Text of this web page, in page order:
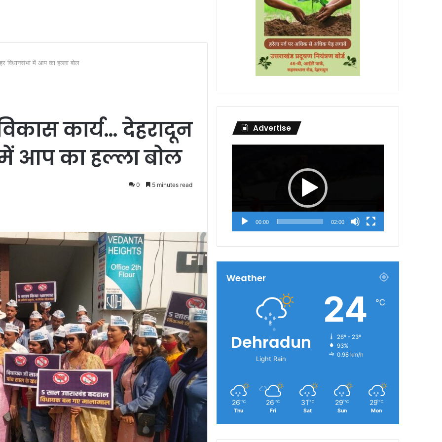
विधानसभा में आप का हल्ला बोल
कार्य… देहरादून
आप का हल्ला बोल
0 5 minutes read
Advertise
00:00 02:00
Weather
Dehradun
Light Rain
24 ℃
26º - 23º
93%
0.98 km/h
26 ℃
Thu
26 ℃
Fri
31 ℃
Sat
29 ℃
Sun
29 ℃
Mon